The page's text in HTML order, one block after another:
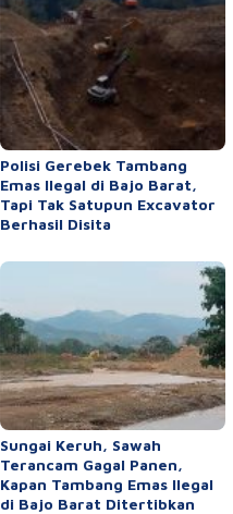
Polisi Gerebek Tambang
Emas Ilegal di Bajo Barat,
Tapi Tak Satupun Excavator
Berhasil Disita
Sungai Keruh, Sawah
Terancam Gagal Panen,
Kapan Tambang Emas Ilegal
di Bajo Barat Ditertibkan